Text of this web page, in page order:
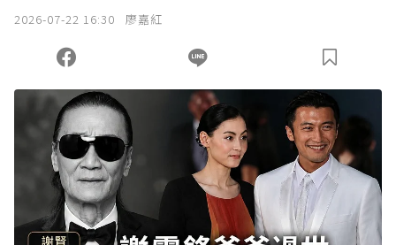
2026-07-22 16:30 廖嘉紅